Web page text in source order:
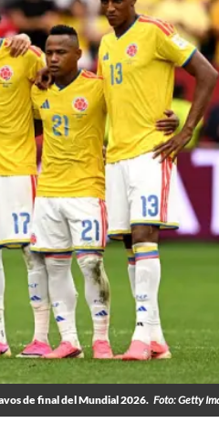
de final del Mundial 2026. Foto: Getty